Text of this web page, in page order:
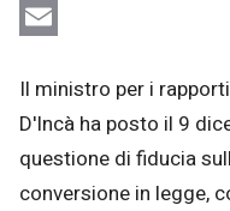
WhatsApp
Il ministro per i
D'Incà ha posto il 9
questione di fiducia
conversione in legge,